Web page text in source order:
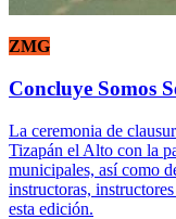
ZMG
Concluye Somos
La ceremonia de
Tizapán el Alto con la
municipales, así como
instructoras,
esta edición.